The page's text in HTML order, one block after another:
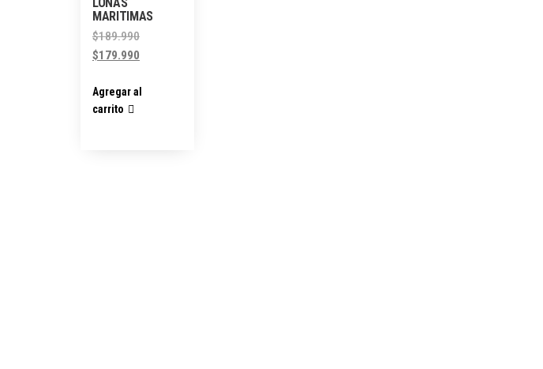
MARITIMAS
$189.990
$179.990
Agregar al
carrito